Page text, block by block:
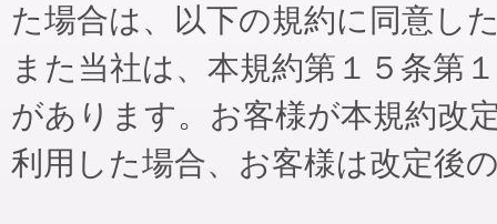
た場合は、以下の規約に同意し
また当社は、本規約第１５条第
があります。お客様が本規約改
利用した場合、お客様は改定後